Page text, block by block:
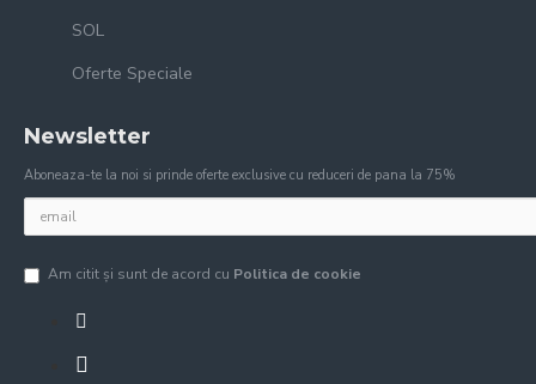
SOL
Oferte Speciale
Newsletter
Aboneaza-te la noi si prinde oferte exclusive cu reduceri de pana la 75%
Am citit şi sunt de acord cu Politica de cookie